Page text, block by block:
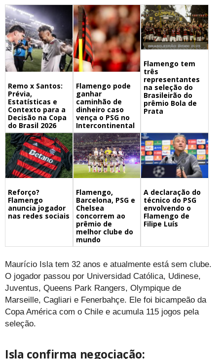
Remo x Santos:
Prévia,
Estatísticas e
Contexto para a
Decisão na Copa
do Brasil 2026
Flamengo pode
ganhar
caminhão de
dinheiro caso
vença o PSG no
Intercontinental
Flamengo tem
três
representantes
na seleção do
Brasileirão do
prêmio Bola de
Prata
Reforço?
Flamengo
anuncia jogador
nas redes sociais
Flamengo,
Barcelona, PSG e
Chelsea
concorrem ao
prêmio de
melhor clube do
mundo
A declaração do
técnico do PSG
envolvendo o
Flamengo de
Filipe Luís
Maurício Isla tem 32 anos e atualmente está sem clube.
O jogador passou por Universidad Católica, Udinese,
Juventus, Queens Park Rangers, Olympique de
Marseille, Cagliari e Fenerbahçe. Ele foi bicampeão da
Copa América com o Chile e acumula 115 jogos pela
seleção.
Isla confirma negociação: